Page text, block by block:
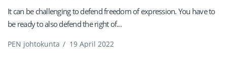
It can be challenging to defend freedom of expression. You have to
be ready to also defend the right of...
PEN johtokunta / 19 April 2022